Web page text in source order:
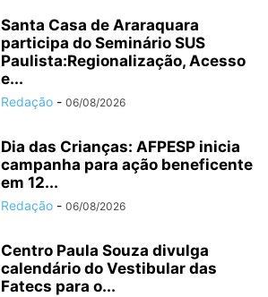
Santa Casa de Araraquara
participa do Seminário SUS
Paulista:Regionalização, Acesso
e...
Redação - 06/08/2026
Dia das Crianças: AFPESP inicia
campanha para ação beneficente
em 12...
Redação - 06/08/2026
Centro Paula Souza divulga
calendário do Vestibular das
Fatecs para o...